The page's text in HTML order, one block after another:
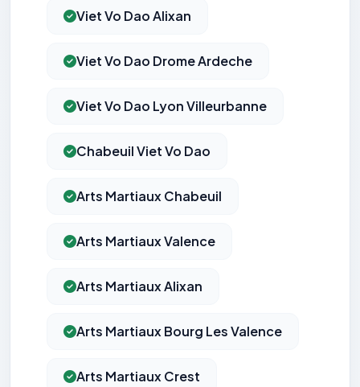
Viet Vo Dao Alixan
Viet Vo Dao Drome Ardeche
Viet Vo Dao Lyon Villeurbanne
Chabeuil Viet Vo Dao
Arts Martiaux Chabeuil
Arts Martiaux Valence
Arts Martiaux Alixan
Arts Martiaux Bourg Les Valence
Arts Martiaux Crest